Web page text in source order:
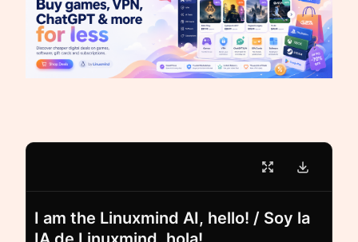
I am the Linuxmind AI, hello! / Soy la